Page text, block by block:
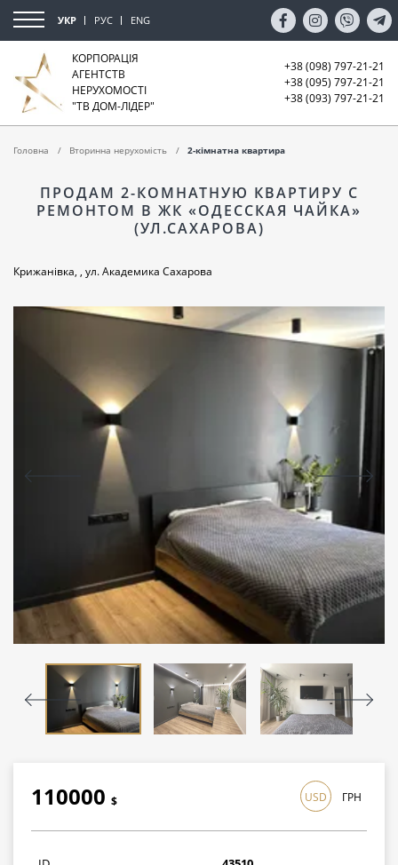
УКР РУС ENG
КОРПОРАЦІЯ
АГЕНТСТВ
НЕРУХОМОСТІ
"ТВ ДОМ-ЛІДЕР"
+38 (098) 797-21-21
+38 (095) 797-21-21
+38 (093) 797-21-21
Головна Вторинна нерухомість 2-кімнатна квартира
ПРОДАМ 2-КОМНАТНУЮ КВАРТИРУ С
РЕМОНТОМ В ЖК «ОДЕССКАЯ ЧАЙКА»
(УЛ.САХАРОВА)
Крижанівка, , ул. Академика Сахарова
110000 $
3190000грн
USD ГРН